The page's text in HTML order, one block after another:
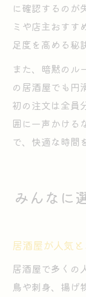
に確認するのが
ミや店主おすす
足度を高める秘
また、暗黙のル
の居酒屋でも円
初の注文は全員
囲に一声かける
で、快適な時間
みんなに
居酒屋が人気
居酒屋で多くの
鳥や刺身、揚げ